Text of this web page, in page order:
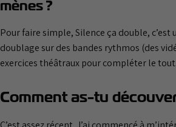
mènes ?
Pour faire simple, Silence ça double,
doublage sur des bandes rythmos (des
exercices théâtraux pour compléter le
Comment as-tu